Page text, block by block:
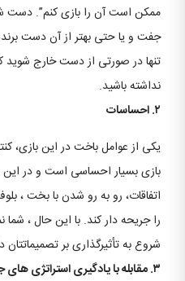
جفت و یا حتی بهتر از آن دست برنده
تنها در صورتی از دست خارج شوید
نداشته باشید.
۲. احساسات
یکی از عوامل باخت در این بازی،
بازی بسیار احساسی است و در
اتفاقات، رو به رو شدن با بخت ،
را جریحه دار کند. با این حال ، شما
شروع به تأثیرگذاری بر تصمیماتتان
۳. مقابله با یادگیری استراتژی های جدید پس از موفقیت اول